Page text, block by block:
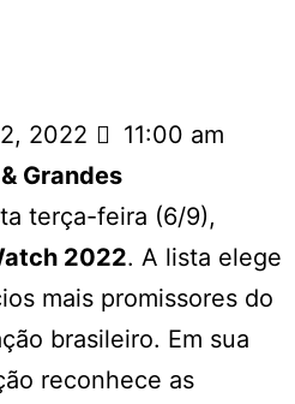
2022
11:00 am
Grandes
terça-feira (6/9),
2022. A lista elege
mais promissores do
brasileiro. Em sua
reconhece as